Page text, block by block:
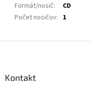
Formát/nosič:
CD
Počet nosičov: 1
Kontakt